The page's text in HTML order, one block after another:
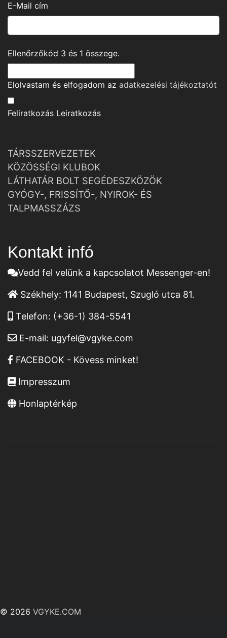
E-Mail cím
Ellenőrzőkód 3 és 1 összege.
Elolvastam és elfogadom az adatkezelési tájékoztatót
Feliratkozás Leiratkozás
TÁRSSZERVEZETEK
KÖZÖSSÉGI KLUBOK
LÁTHATÁR BOLT SEGÉDESZKÖZÖK
GYÓGY-, FRISSÍTŐ-, NYIROK- ÉS
TALPMASSZÁZS
Kontakt infó
Vedd fel velünk a kapcsolatot Messenger-en!
Székhely: 1141 Budapest, Szugló utca 81.
Telefon: (+36-1) 384-5541
E-mail: ugyfel@vgyke.com
FACEBOOK - Kövess minket!
Impresszum
Honlaptérkép
© 2026 VGYKE.COM